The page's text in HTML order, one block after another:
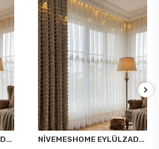
NİVEMESHOME EYLÜLZADE GOLD DETAY 1/2,5 PİLELİ TÜL PERDE APM NİVEMESHOME EYLÜLZADE GOLD DETAY 1/3 PİLELİ TÜL PERDE APM